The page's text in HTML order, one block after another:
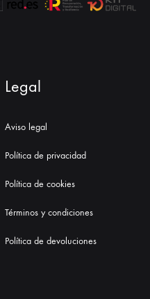
Legal
Aviso legal
Política de privacidad
Política de cookies
Términos y condiciones
Política de devoluciones